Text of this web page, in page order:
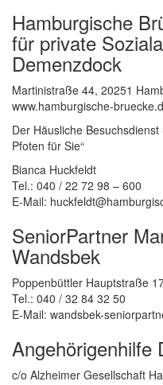
Hamburgische
für private
Demenzdock
Martinistraße 44, 20251
www.hamburgische-
Der Häusliche
Pfoten für Sie“
Bianca Huckfeldt
Tel.: 040 / 22 72 98 – 600
E-Mail:
SeniorPartner
Wandsbek
Poppenbüttler Hauptstraße
Tel.: 040 / 32 84 32 50
E-Mail: wandsbek-
Angehörigenhilfe
c/o Alzheimer Gesellschaft